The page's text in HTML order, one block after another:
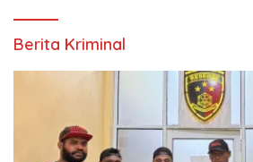
Berita Kriminal